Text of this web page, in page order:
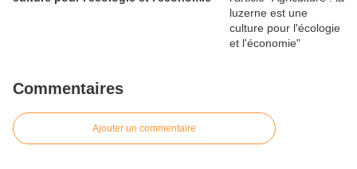
Commentaires
Ajouter un commentaire